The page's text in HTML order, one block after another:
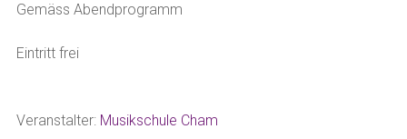
Gemäss Abendprogramm
Eintritt frei
Veranstalter: Musikschule Cham